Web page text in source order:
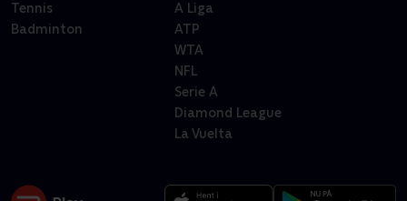
Tennis
Badminton
A Liga
ATP
WTA
NFL
Serie A
Diamond League
La Vuelta